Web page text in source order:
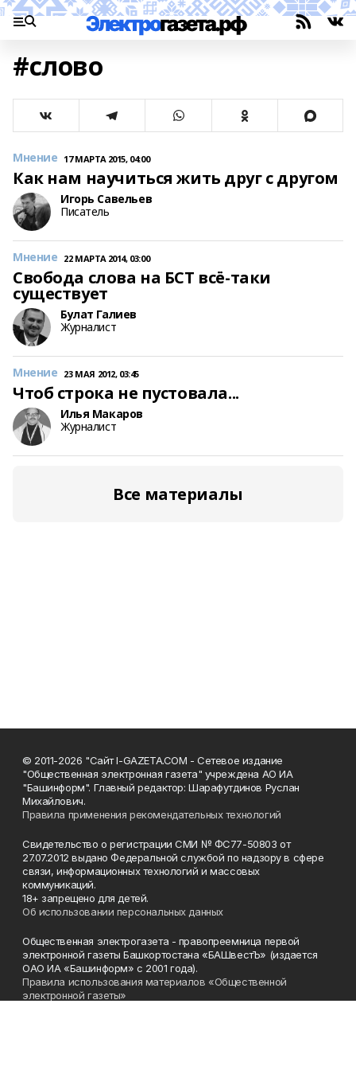
#слово
Как нам научиться жить друг с другом
Мнение 17 МАРТА 2015, 04:00
Игорь Савельев
Писатель
Свобода слова на БСТ всё-таки
существует
Мнение 22 МАРТА 2014, 03:00
Булат Галиев
Журналист
Чтоб строка не пустовала...
Мнение 23 МАЯ 2012, 03:45
Илья Макаров
Журналист
Все материалы
© 2011-2026 "Сайт I-GAZETA.COM - Сетевое издание
"Общественная электронная газета" учреждена АО ИА
"Башинформ". Главный редактор: Шарафутдинов Руслан
Михайлович.
Правила применения рекомендательных технологий
Свидетельство о регистрации СМИ № ФС77-50803 от
27.07.2012 выдано Федеральной службой по надзору в сфере
связи, информационных технологий и массовых
коммуникаций.
18+ запрещено для детей.
Об использовании персональных данных
Общественная электрогазета - правопреемница первой
электронной газеты Башкортостана «БАШвестЪ» (издается
ОАО ИА «Башинформ» с 2001 года).
Правила использования материалов «Общественной
электронной газеты»